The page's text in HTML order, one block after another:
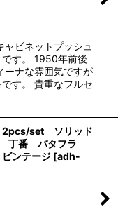
ャビネットプッシュ
す。 1950年前後
ーナな雰囲気ですが
す。 貴重なフルセ
set ソリッド
丁番 バタフラ
ンテージ [adh-